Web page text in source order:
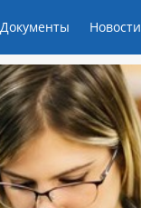
Документы Новости